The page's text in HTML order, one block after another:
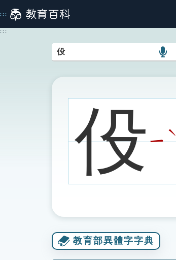
到
主
:::
:::
語
搜
圖
伇ㄧ
ˋ
教育部異體字字典